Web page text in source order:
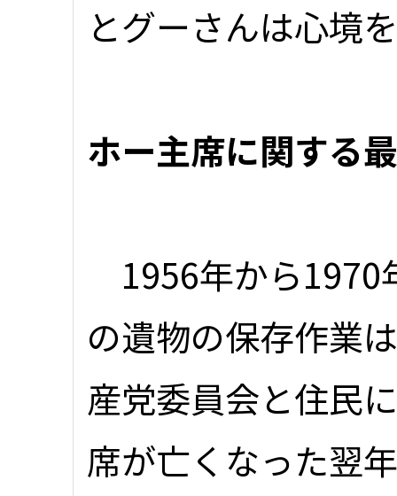
とグーさんは心境
ホー主席に関する
1956年から1970
の遺物の保存作業
産党委員会と住民
席が亡くなった翌